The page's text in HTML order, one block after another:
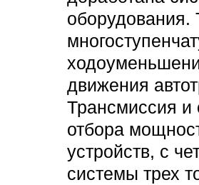
оборудования.
движения
Трансмиссия и
отбора
устройств, с
системы трех